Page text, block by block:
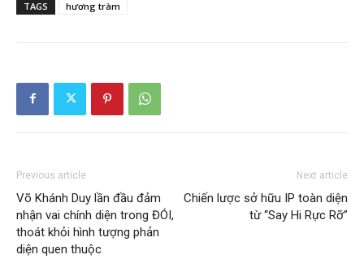
TAGS hương tràm
Previous article
Võ Khánh Duy lần đầu đảm
nhận vai chính diện trong ĐÓI,
thoát khỏi hình tượng phản
diện quen thuộc
Next article
Chiến lược sở hữu IP toàn diện
từ “Say Hi Rực Rỡ”